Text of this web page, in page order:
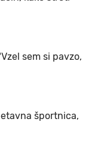
sem si pavzo,
športnica,